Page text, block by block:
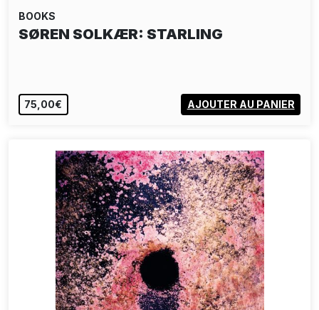
BOOKS
SØREN SOLKÆR: STARLING
75,00€ AJOUTER AU PANIER